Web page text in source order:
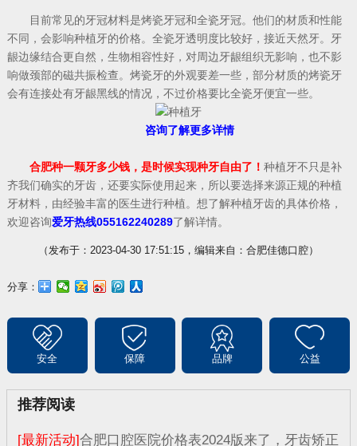
目前常见的牙冠材料是烤瓷牙冠和全瓷牙冠。他们的材质和性能
不同，会影响种植牙的价格。全瓷牙透明度比较好，接近天然牙。牙
龈边缘结合更自然，生物相容性好，对周边牙龈组织无影响，也不影
响做颈部的磁共振检查。烤瓷牙的外观要差一些，部分材质的烤瓷牙
会有连接处有牙龈黑线的情况，不过价格要比全瓷牙便宜一些。
咨询了解更多详情
合肥种一颗牙多少钱，是时候实现种牙自由了！ 种植牙不只是补
齐我们确实的牙齿，还要实际使用起来，所以要选择来源正规的种植
牙材料，由经验丰富的医生进行种植。想了解种植牙齿的具体价格，
欢迎咨询爱牙热线055162240289了解详情。
（发布于：2023-04-30 17:51:15，编辑来自：合肥佳德口腔）
分享：
安全 保障 品牌 公益
推荐阅读
[最新活动]合肥口腔医院价格表2024版来了，牙齿矫正